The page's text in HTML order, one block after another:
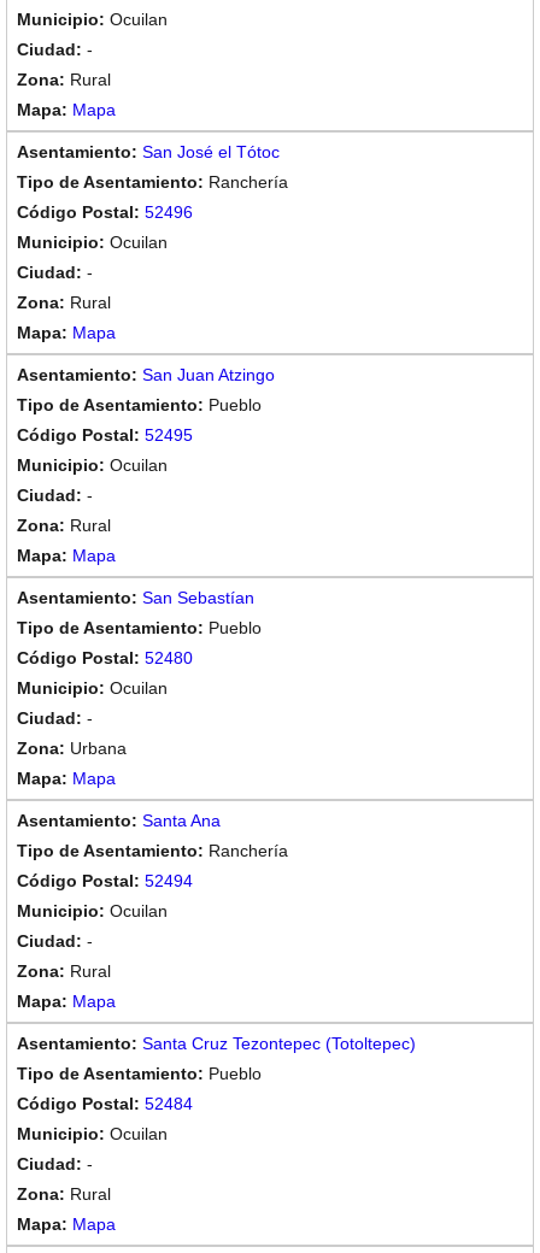
Ocuilan
-
Rural
Mapa
San José el Tótoc
Ranchería
52496
Ocuilan
-
Rural
Mapa
San Juan Atzingo
Pueblo
52495
Ocuilan
-
Rural
Mapa
San Sebastían
Pueblo
52480
Ocuilan
-
Urbana
Mapa
Santa Ana
Ranchería
52494
Ocuilan
-
Rural
Mapa
Santa Cruz Tezontepec (Totoltepec)
Pueblo
52484
Ocuilan
-
Rural
Mapa